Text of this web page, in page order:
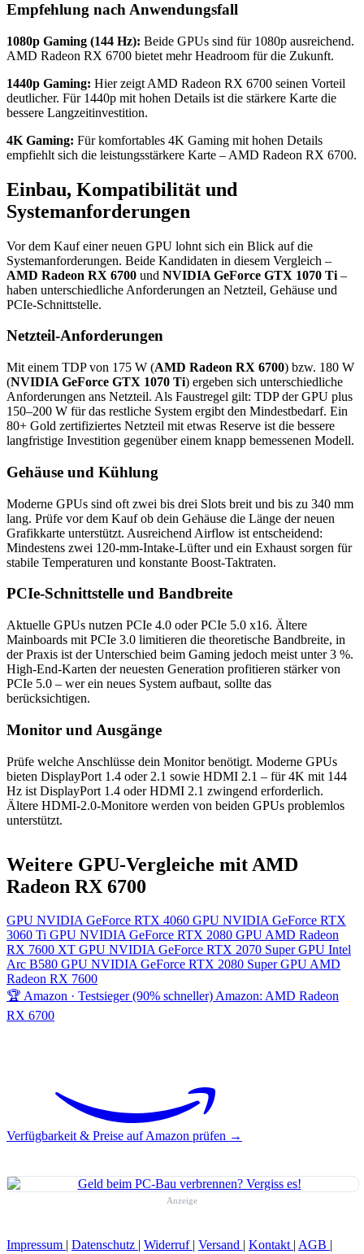
Empfehlung nach Anwendungsfall
1080p Gaming (144 Hz): Beide GPUs sind für 1080p ausreichend.
AMD Radeon RX 6700 bietet mehr Headroom für die Zukunft.
1440p Gaming: Hier zeigt AMD Radeon RX 6700 seinen Vorteil
deutlicher. Für 1440p mit hohen Details ist die stärkere Karte die
bessere Langzeitinvestition.
4K Gaming: Für komfortables 4K Gaming mit hohen Details
empfiehlt sich die leistungsstärkere Karte – AMD Radeon RX 6700.
Einbau, Kompatibilität und
Systemanforderungen
Vor dem Kauf einer neuen GPU lohnt sich ein Blick auf die
Systemanforderungen. Beide Kandidaten in diesem Vergleich –
AMD Radeon RX 6700 und NVIDIA GeForce GTX 1070 Ti –
haben unterschiedliche Anforderungen an Netzteil, Gehäuse und
PCIe-Schnittstelle.
Netzteil-Anforderungen
Mit einem TDP von 175 W (AMD Radeon RX 6700) bzw. 180 W
(NVIDIA GeForce GTX 1070 Ti) ergeben sich unterschiedliche
Anforderungen ans Netzteil. Als Faustregel gilt: TDP der GPU plus
150–200 W für das restliche System ergibt den Mindestbedarf. Ein
80+ Gold zertifiziertes Netzteil mit etwas Reserve ist die bessere
langfristige Investition gegenüber einem knapp bemessenen Modell.
Gehäuse und Kühlung
Moderne GPUs sind oft zwei bis drei Slots breit und bis zu 340 mm
lang. Prüfe vor dem Kauf ob dein Gehäuse die Länge der neuen
Grafikkarte unterstützt. Ausreichend Airflow ist entscheidend:
Mindestens zwei 120-mm-Intake-Lüfter und ein Exhaust sorgen für
stabile Temperaturen und konstante Boost-Taktraten.
PCIe-Schnittstelle und Bandbreite
Aktuelle GPUs nutzen PCIe 4.0 oder PCIe 5.0 x16. Ältere
Mainboards mit PCIe 3.0 limitieren die theoretische Bandbreite, in
der Praxis ist der Unterschied beim Gaming jedoch meist unter 3 %.
High-End-Karten der neuesten Generation profitieren stärker von
PCIe 5.0 – wer ein neues System aufbaut, sollte das
berücksichtigen.
Monitor und Ausgänge
Prüfe welche Anschlüsse dein Monitor benötigt. Moderne GPUs
bieten DisplayPort 1.4 oder 2.1 sowie HDMI 2.1 – für 4K mit 144
Hz ist DisplayPort 1.4 oder HDMI 2.1 zwingend erforderlich.
Ältere HDMI-2.0-Monitore werden von beiden GPUs problemlos
unterstützt.
Weitere GPU-Vergleiche mit AMD
Radeon RX 6700
GPU NVIDIA GeForce RTX 4060 GPU NVIDIA GeForce RTX
3060 Ti GPU NVIDIA GeForce RTX 2080 GPUAMD Radeon
RX 7600 XT GPU NVIDIA GeForce RTX 2070 Super GPU Intel
Arc B580 GPU NVIDIA GeForce RTX 2080 Super GPUAMD
Radeon RX 7600
🏆 Amazon · Testsieger (90% schneller)Amazon: AMD Radeon
RX 6700
Verfügbarkeit & Preise auf Amazon prüfen →
Anzeige
Impressum | Datenschutz | Widerruf | Versand | Kontakt | AGB |